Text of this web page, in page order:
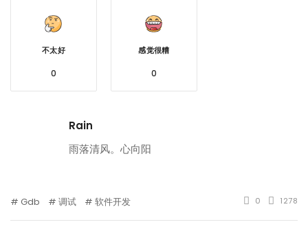
不太好
0
感觉很糟
0
Rain
雨落清风。心向阳
Gdb 调试 软件开发 0 1278